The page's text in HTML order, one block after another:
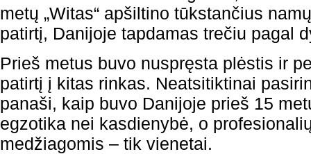
metų „Witas“ apšiltino tūkstančius
patirtį, Danijoje tapdamas trečiu pagal
Prieš metus buvo nuspręsta plėstis ir
patirtį į kitas rinkas. Neatsitiktinai
panaši, kaip buvo Danijoje prieš 15
egzotika nei kasdienybė, o
medžiagomis – tik vienetai.